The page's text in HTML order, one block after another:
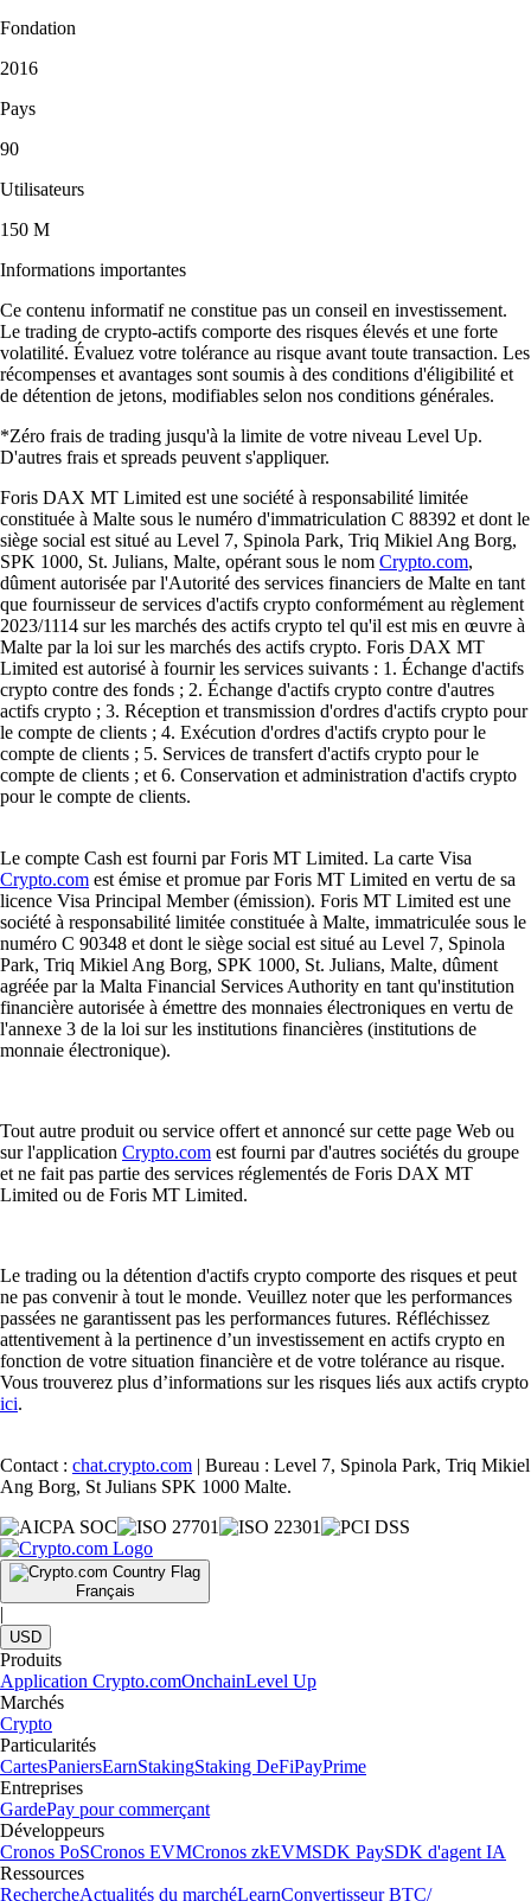
Fondation
2016
Pays
90
Utilisateurs
150 M
Informations importantes
Ce contenu informatif ne constitue pas un conseil en investissement.
Le trading de crypto-actifs comporte des risques élevés et une forte
volatilité. Évaluez votre tolérance au risque avant toute transaction. Les
récompenses et avantages sont soumis à des conditions d'éligibilité et
de détention de jetons, modifiables selon nos conditions générales.
*Zéro frais de trading jusqu'à la limite de votre niveau Level Up.
D'autres frais et spreads peuvent s'appliquer.
Foris DAX MT Limited est une société à responsabilité limitée
constituée à Malte sous le numéro d'immatriculation C 88392 et dont le
siège social est situé au Level 7, Spinola Park, Triq Mikiel Ang Borg,
SPK 1000, St. Julians, Malte, opérant sous le nom Crypto.com,
dûment autorisée par l'Autorité des services financiers de Malte en tant
que fournisseur de services d'actifs crypto conformément au règlement
2023/1114 sur les marchés des actifs crypto tel qu'il est mis en œuvre à
Malte par la loi sur les marchés des actifs crypto. Foris DAX MT
Limited est autorisé à fournir les services suivants : 1. Échange d'actifs
crypto contre des fonds ; 2. Échange d'actifs crypto contre d'autres
actifs crypto ; 3. Réception et transmission d'ordres d'actifs crypto pour
le compte de clients ; 4. Exécution d'ordres d'actifs crypto pour le
compte de clients ; 5. Services de transfert d'actifs crypto pour le
compte de clients ; et 6. Conservation et administration d'actifs crypto
pour le compte de clients.
Le compte Cash est fourni par Foris MT Limited. La carte Visa
Crypto.com est émise et promue par Foris MT Limited en vertu de sa
licence Visa Principal Member (émission). Foris MT Limited est une
société à responsabilité limitée constituée à Malte, immatriculée sous le
numéro C 90348 et dont le siège social est situé au Level 7, Spinola
Park, Triq Mikiel Ang Borg, SPK 1000, St. Julians, Malte, dûment
agréée par la Malta Financial Services Authority en tant qu'institution
financière autorisée à émettre des monnaies électroniques en vertu de
l'annexe 3 de la loi sur les institutions financières (institutions de
monnaie électronique).
Tout autre produit ou service offert et annoncé sur cette page Web ou
sur l'application Crypto.com est fourni par d'autres sociétés du groupe
et ne fait pas partie des services réglementés de Foris DAX MT
Limited ou de Foris MT Limited.
Le trading ou la détention d'actifs crypto comporte des risques et peut
ne pas convenir à tout le monde. Veuillez noter que les performances
passées ne garantissent pas les performances futures. Réfléchissez
attentivement à la pertinence d’un investissement en actifs crypto en
fonction de votre situation financière et de votre tolérance au risque.
Vous trouverez plus d’informations sur les risques liés aux actifs crypto
ici.
Contact : chat.crypto.com | Bureau : Level 7, Spinola Park, Triq Mikiel
Ang Borg, St Julians SPK 1000 Malte.
Français
|
USD
Produits
Application Crypto.comOnchainLevel Up
Marchés
Crypto
Particularités
CartesPaniersEarnStakingStaking DeFiPayPrime
Entreprises
GardePay pour commerçant
Développeurs
Cronos PoSCronos EVMCronos zkEVMSDK PaySDK d'agent IA
Ressources
RechercheActualités du marchéLearnConvertisseur BTC/